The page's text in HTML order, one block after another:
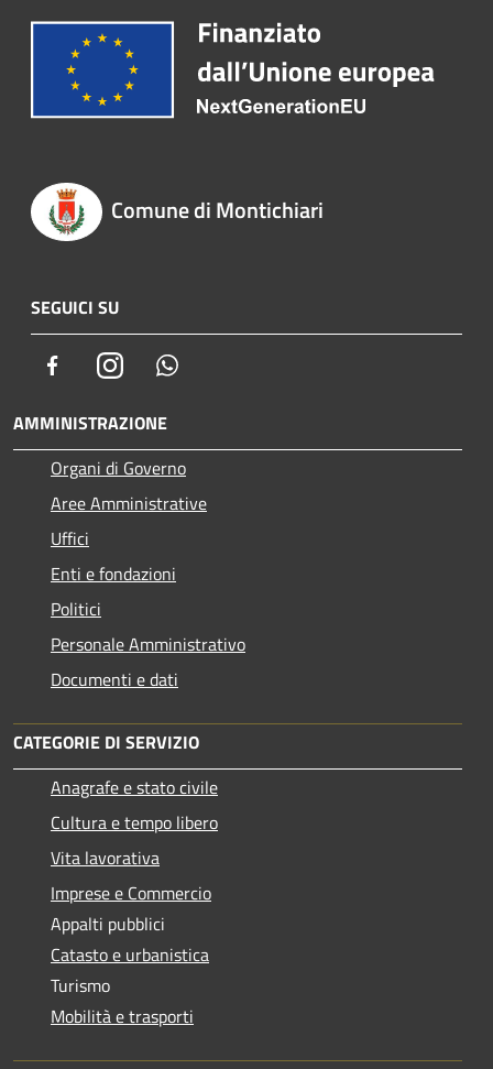
Comune di Montichiari
SEGUICI SU
FacebookInstagram
AMMINISTRAZIONE
Organi di Governo
Aree Amministrative
Uffici
Enti e fondazioni
Politici
Personale Amministrativo
Documenti e dati
CATEGORIE DI SERVIZIO
Anagrafe e stato civile
Cultura e tempo libero
Vita lavorativa
Imprese e Commercio
Appalti pubblici
Catasto e urbanistica
Turismo
Mobilità e trasporti